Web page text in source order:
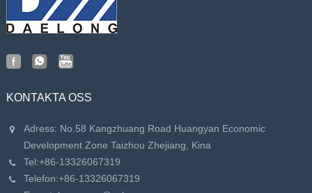
KONTAKTA OSS
Adress: No.58 Kangzhuang Road Huangyan Economic
Development Zone Taizhou Zhejiang, Kina
Tel:+86-13326067319
Telefon:+86-13326067319